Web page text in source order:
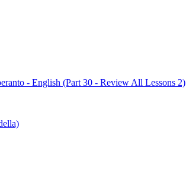
- English (Part 30 - Review All Lessons 2)